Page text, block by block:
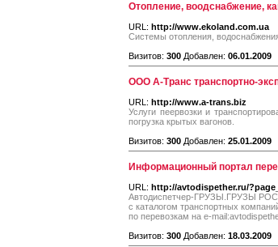
Отопление, воодснабжение,
URL: http://www.ekoland.com.ua
Системы отопления,
Визитов: 300 Добавлен: 06.01.2009
ООО А-Транс транспортно-
URL: http://www.a-trans.biz
Услуги пеервозки и
погрузка крытых вагонов.
Визитов: 300 Добавлен: 25.01.2009
Информационный портал
URL: http://avtodispether.ru/
Автодиспетчер-ГРУЗЫ.ГРУЗЫ
с каталогом транспортных
по перевозкам на e-
Визитов: 300 Добавлен: 18.03.2009